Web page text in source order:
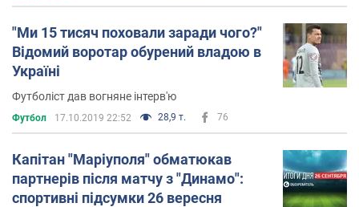
"Ми 15 тисяч поховали заради чого?"
Відомий воротар обурений владою в
Україні
Футболіст дав вогняне інтерв'ю
Футбол 17.10.2019 22:52 28,9 т. 76
Капітан "Маріуполя" обматюкав
партнерів після матчу з "Динамо":
спортивні підсумки 26 вересня